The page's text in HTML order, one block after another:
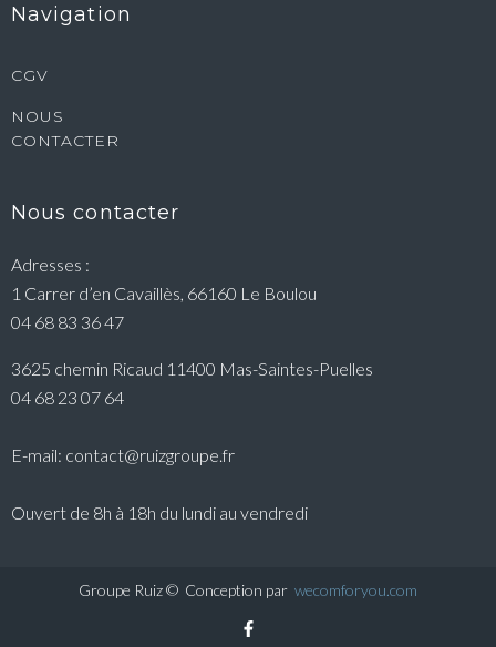
Navigation
CGV
NOUS
CONTACTER
Nous contacter
Adresses :
1 Carrer d’en Cavaillès, 66160 Le Boulou
04 68 83 36 47
3625 chemin Ricaud 11400 Mas-Saintes-Puelles
04 68 23 07 64
E-mail: contact@ruizgroupe.fr
Ouvert de 8h à 18h du lundi au vendredi
Groupe Ruiz © Conception par wecomforyou.com